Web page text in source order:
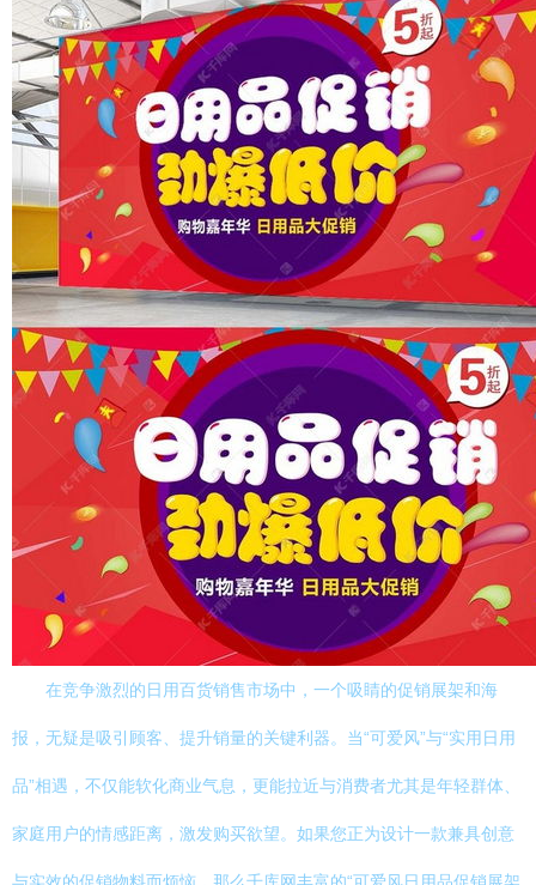
在竞争激烈的日用百货销售市场中，一个吸睛的促销展架和海
报，无疑是吸引顾客、提升销量的关键利器。当“可爱风”与“实用日用
品”相遇，不仅能软化商业气息，更能拉近与消费者尤其是年轻群体、
家庭用户的情感距离，激发购买欲望。如果您正为设计一款兼具创意